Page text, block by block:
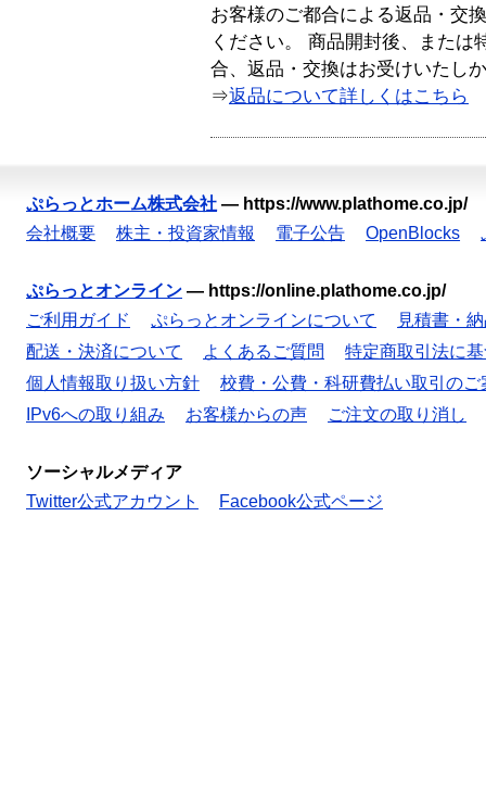
お客様のご都合による返品・交
ください。 商品開封後、または
合、返品・交換はお受けいたし
⇒返品について詳しくはこちら
ぷらっとホーム株式会社 — https://www.plathome.co.jp/
会社概要
株主・投資家情報 電子公告 OpenBlocks
ぷらっとオンライン — https://online.plathome.co.jp/
ご利用ガイド
ぷらっとオンラインについて
見積書・
配送・決済について
よくあるご質問
特定商取引法に
個人情報取り扱い方針
校費・公費・科研費払い取引のご
IPv6への取り組み
お客様からの声 ご注文の取り消し
ソーシャルメディア
Twitter公式アカウント
Facebook公式ページ